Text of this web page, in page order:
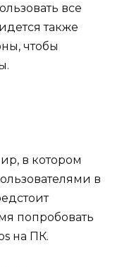
все
также
чтобы
в котором
в
попробовать
на ПК.